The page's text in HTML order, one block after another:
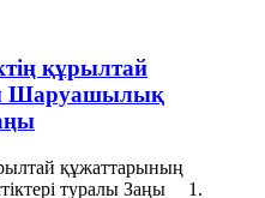
құрылтай
Шаруашылық
құжаттарының
туралы Заңы 1.